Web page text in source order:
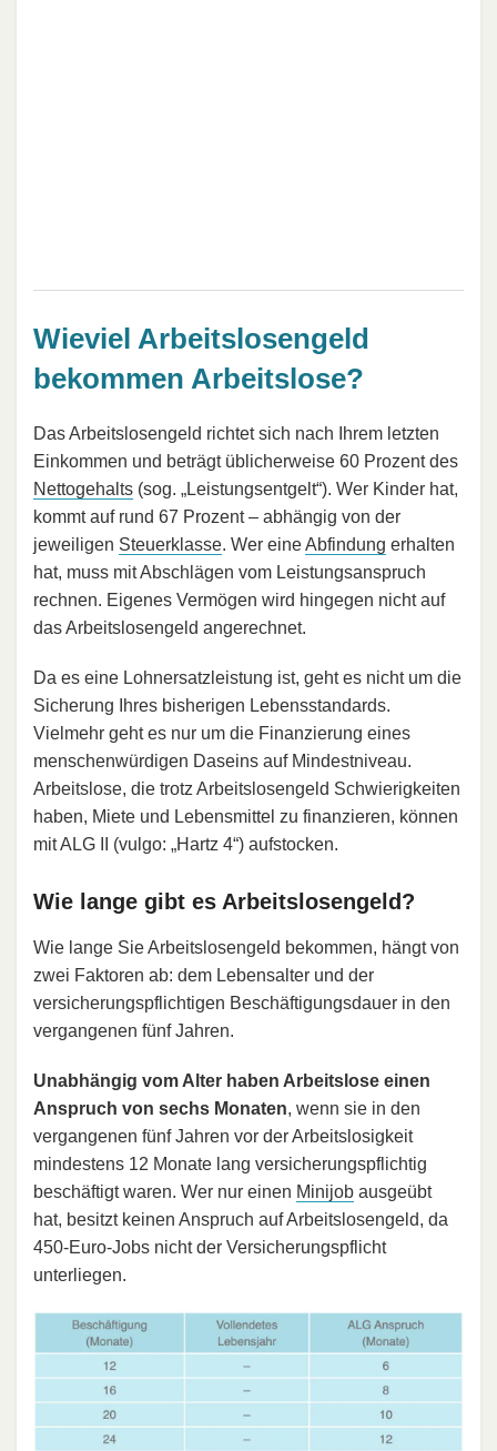
Wieviel Arbeitslosengeld
bekommen Arbeitslose?
Das Arbeitslosengeld richtet sich nach Ihrem letzten
Einkommen und beträgt üblicherweise 60 Prozent des
Nettogehalts (sog. „Leistungsentgelt“). Wer Kinder hat,
kommt auf rund 67 Prozent – abhängig von der
jeweiligen Steuerklasse. Wer eineAbfindung erhalten
hat, muss mit Abschlägen vom Leistungsanspruch
rechnen. Eigenes Vermögen wird hingegen nicht auf
das Arbeitslosengeld angerechnet.
Da es eine Lohnersatzleistung ist, geht es nicht um die
Sicherung Ihres bisherigen Lebensstandards.
Vielmehr geht es nur um die Finanzierung eines
menschenwürdigen Daseins auf Mindestniveau.
Arbeitslose, die trotz Arbeitslosengeld Schwierigkeiten
haben, Miete und Lebensmittel zu finanzieren, können
mit ALG II (vulgo: „Hartz 4“) aufstocken.
Wie lange gibt es Arbeitslosengeld?
Wie lange Sie Arbeitslosengeld bekommen, hängt von
zwei Faktoren ab: dem Lebensalter und der
versicherungspflichtigen Beschäftigungsdauer in den
vergangenen fünf Jahren.
Unabhängig vom Alter haben Arbeitslose einen
Anspruch von sechs Monaten, wenn sie in den
vergangenen fünf Jahren vor der Arbeitslosigkeit
mindestens 12 Monate lang versicherungspflichtig
beschäftigt waren. Wer nur einen Minijob ausgeübt
hat, besitzt keinen Anspruch auf Arbeitslosengeld, da
450-Euro-Jobs nicht der Versicherungspflicht
unterliegen.